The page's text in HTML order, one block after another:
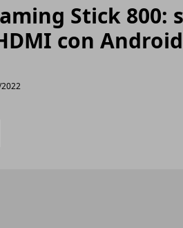
Stick 800:
con